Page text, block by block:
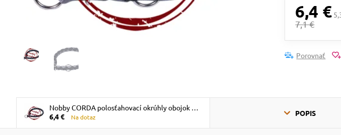
6,4 €
7,1 €
Porovnať
Nobby CORDA polosťahovací okrúhly obojok L
čierná
6,4 € Na dotaz POPIS